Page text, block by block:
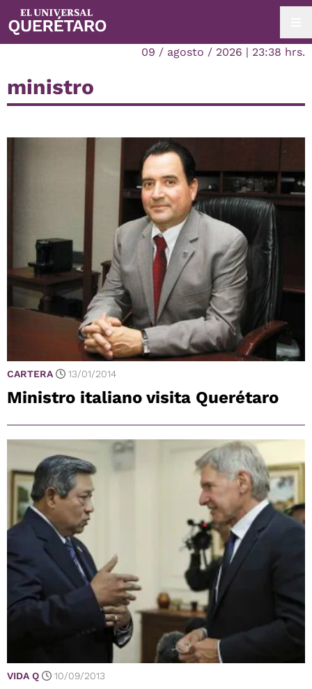
09 / agosto / 2026 | 23:38 hrs.
ministro
CARTERA 13/01/2014
Ministro italiano visita Querétaro
VIDA Q 10/09/2013